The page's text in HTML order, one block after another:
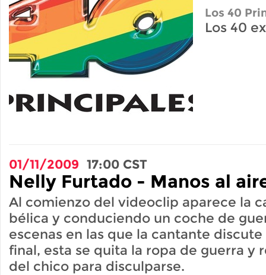
Los 40
Los 40
01/11/2009 17:00 CST
Nelly Furtado - Manos al
Al comienzo del videoclip aparece la
bélica y conduciendo un coche de
escenas en las que la cantante
final, esta se quita la ropa de guerra y
del chico para disculparse.